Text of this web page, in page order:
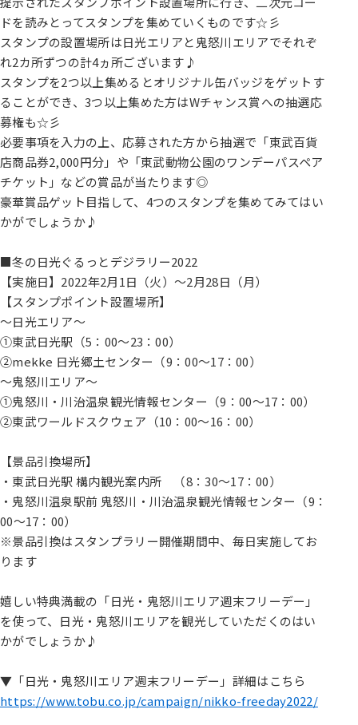
ドを読みとってスタンプを集めていくものです☆彡
スタンプの設置場所は日光エリアと鬼怒川エリアでそれぞ
れ2カ所ずつの計4ヵ所ございます♪
スタンプを2つ以上集めるとオリジナル缶バッジをゲットす
ることができ、3つ以上集めた方はWチャンス賞への抽選応
募権も☆彡
必要事項を入力の上、応募された方から抽選で「東武百貨
店商品券2,000円分」や「東武動物公園のワンデーパスペア
チケット」などの賞品が当たります◎
豪華賞品ゲット目指して、4つのスタンプを集めてみてはい
かがでしょうか♪
■冬の日光ぐるっとデジラリー2022
【実施日】2022年2月1日（火）～2月28日（月）
【スタンプポイント設置場所】
～日光エリア～
①東武日光駅（5：00～23：00）
②mekke 日光郷土センター（9：00～17：00）
～鬼怒川エリア～
①鬼怒川・川治温泉観光情報センター（9：00～17：00）
②東武ワールドスクウェア（10：00～16：00）
【景品引換場所】
・東武日光駅 構内観光案内所 （8：30～17：00）
・鬼怒川温泉駅前 鬼怒川・川治温泉観光情報センター（9：
00～17：00）
※景品引換はスタンプラリー開催期間中、毎日実施してお
ります
嬉しい特典満載の「日光・鬼怒川エリア週末フリーデー」
を使って、日光・鬼怒川エリアを観光していただくのはい
かがでしょうか♪
▼「日光・鬼怒川エリア週末フリーデー」詳細はこちら
https://www.tobu.co.jp/campaign/nikko-freeday2022/